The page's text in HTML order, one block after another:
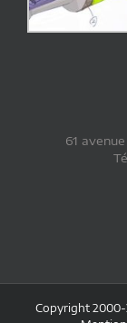
61
Copyright 2000-